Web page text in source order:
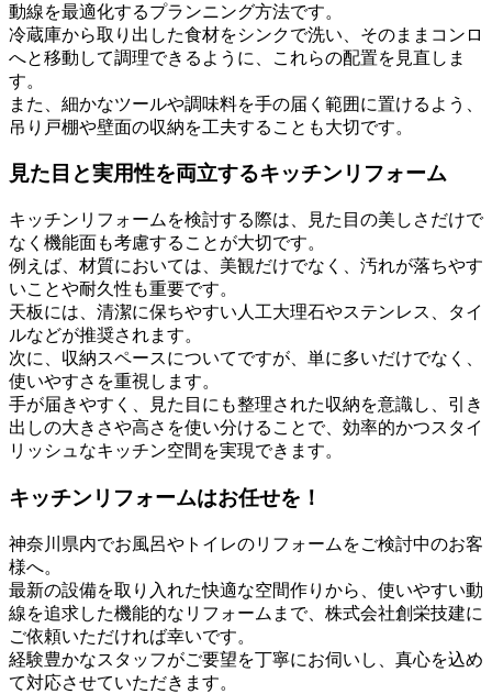
動線を最適化するプランニング方法です。
冷蔵庫から取り出した食材をシンクで洗い、そのままコンロ
へと移動して調理できるように、これらの配置を見直しま
す。
また、細かなツールや調味料を手の届く範囲に置けるよう、
吊り戸棚や壁面の収納を工夫することも大切です。
見た目と実用性を両立するキッチンリフォーム
キッチンリフォームを検討する際は、見た目の美しさだけで
なく機能面も考慮することが大切です。
例えば、材質においては、美観だけでなく、汚れが落ちやす
いことや耐久性も重要です。
天板には、清潔に保ちやすい人工大理石やステンレス、タイ
ルなどが推奨されます。
次に、収納スペースについてですが、単に多いだけでなく、
使いやすさを重視します。
手が届きやすく、見た目にも整理された収納を意識し、引き
出しの大きさや高さを使い分けることで、効率的かつスタイ
リッシュなキッチン空間を実現できます。
キッチンリフォームはお任せを！
神奈川県内でお風呂やトイレのリフォームをご検討中のお客
様へ。
最新の設備を取り入れた快適な空間作りから、使いやすい動
線を追求した機能的なリフォームまで、株式会社創栄技建に
ご依頼いただければ幸いです。
経験豊かなスタッフがご要望を丁寧にお伺いし、真心を込め
て対応させていただきます。